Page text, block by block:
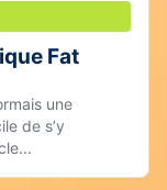
Fat
une
de s’y